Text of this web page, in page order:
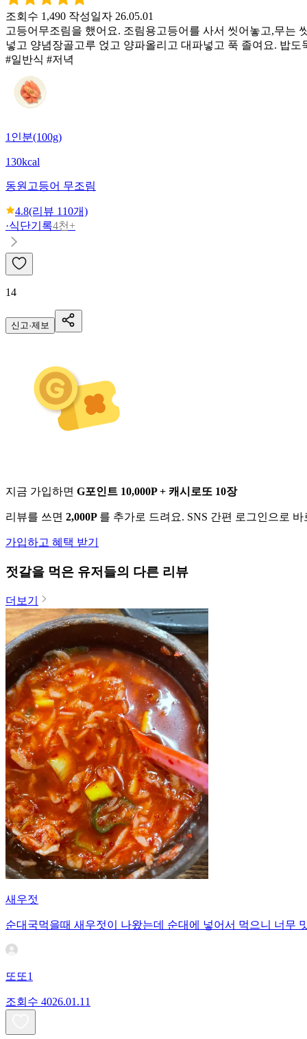
조회수 1,490 작성일자 26.05.01
고등어무조림을 했어요. 조림용고등어를 사서 씻어놓고,무는
넣고 양념장골고루 얹고 양파올리고 대파넣고 푹 졸여요. 밥도
#일반식 #저녁
1인분(100g)
130kcal
동원 고등어 무조림
4.8(리뷰 110개)
·식단기록4천+
14
신고·제보
지금 가입하면 G포인트 10,000P + 캐시로또 10장
리뷰를 쓰면 2,000P 를 추가로 드려요. SNS 간편 로그인으로
가입하고 혜택 받기
젓갈을 먹은 유저들의 다른 리뷰
더보기
새우젓
순대국먹을때 새우젓이 나왔는데 순대에 넣어서 먹으니 너무
또또1
조회수 4026.01.11